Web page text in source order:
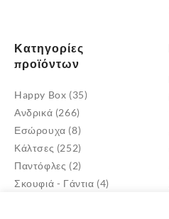
Κατηγορίες
προϊόντων
Happy Box (35)
Ανδρικά (266)
Εσώρουχα (8)
Κάλτσες (252)
Παντόφλες (2)
Σκουφιά - Γάντια (4)